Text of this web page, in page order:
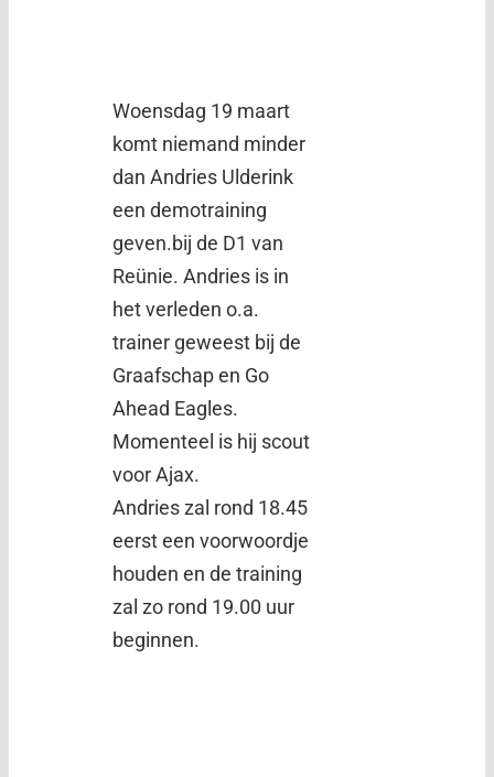
Woensdag 19 maart
komt niemand minder
dan Andries Ulderink
een demotraining
geven.bij de D1 van
Reünie. Andries is in
het verleden o.a.
trainer geweest bij de
Graafschap en Go
Ahead Eagles.
Momenteel is hij scout
voor Ajax.
Andries zal rond 18.45
eerst een voorwoordje
houden en de training
zal zo rond 19.00 uur
beginnen.